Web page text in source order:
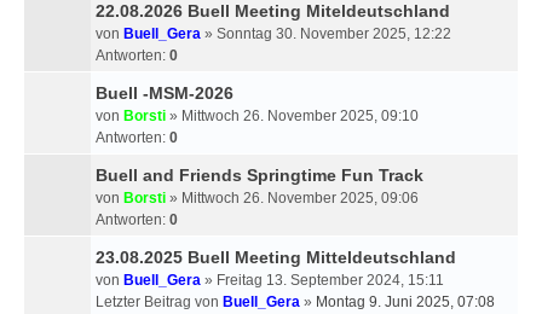
22.08.2026 Buell Meeting Miteldeutschland
von Buell_Gera » Sonntag 30. November 2025, 12:22
Antworten: 0
Buell -MSM-2026
von Borsti » Mittwoch 26. November 2025, 09:10
Antworten: 0
Buell and Friends Springtime Fun Track
von Borsti » Mittwoch 26. November 2025, 09:06
Antworten: 0
23.08.2025 Buell Meeting Mitteldeutschland
von Buell_Gera » Freitag 13. September 2024, 15:11
Letzter Beitrag von Buell_Gera » Montag 9. Juni 2025, 07:08